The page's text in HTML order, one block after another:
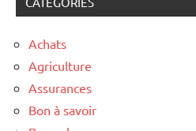
Achats
Agriculture
Assurances
Bon à savoir